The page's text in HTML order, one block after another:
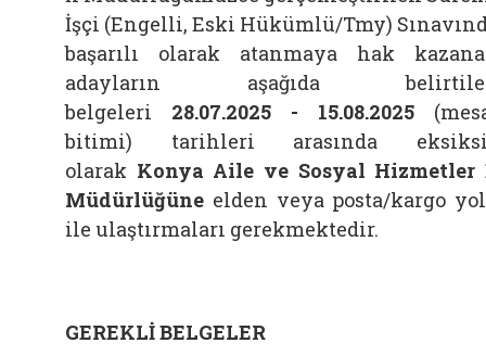
İşçi (Engelli, Eski Hükümlü/Tmy)
başarılı olarak atanmaya hak
adayların aşağıda
belgeleri
28.07.2025 - 15.08.2025
bitimi) tarihleri arasında
olarak Konya Aile ve Sosyal Hizmetler
Müdürlüğüne elden veya posta/kargo
ile ulaştırmaları gerekmektedir.
GEREKLİ BELGELER